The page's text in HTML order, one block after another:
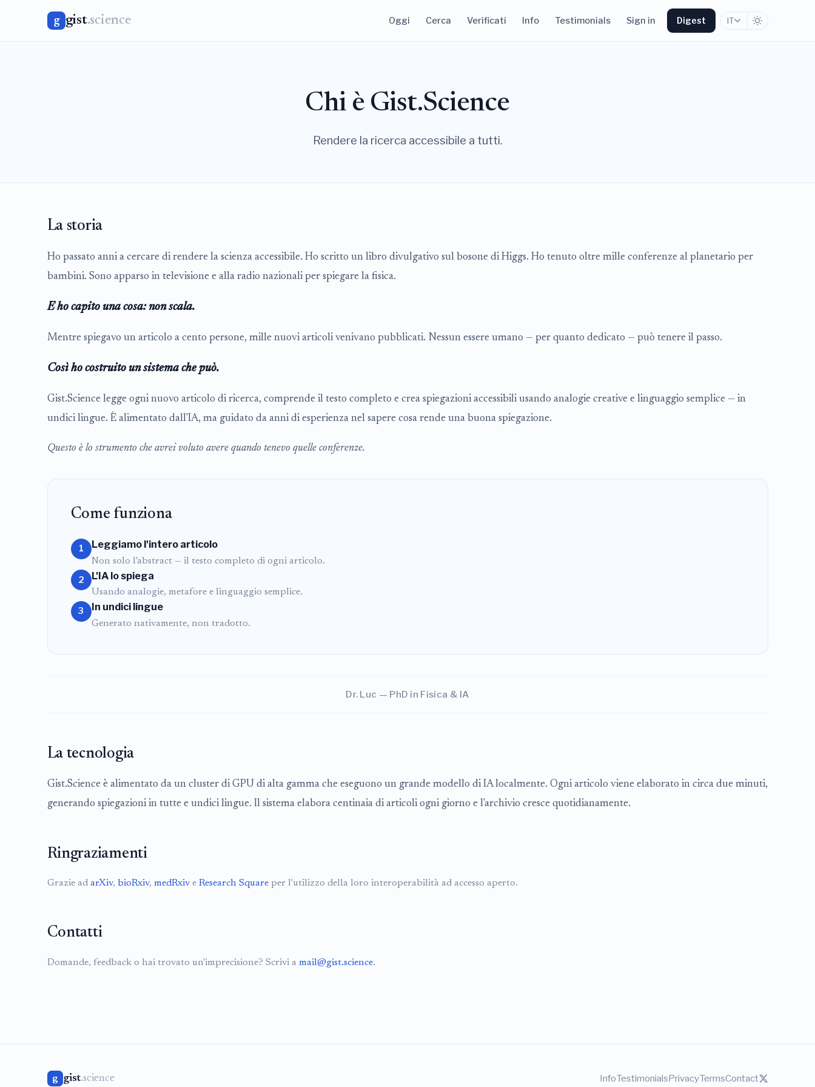
g gist.science Oggi Cerca Verificati Info Testimonials Sign in Digest IT
Chi è Gist.Science
Rendere la ricerca accessibile a tutti.
La storia
Ho passato anni a cercare di rendere la scienza accessibile. Ho scritto un libro divulgativo sul bosone di Higgs. Ho tenuto oltre mille conferenze al planetario per
bambini. Sono apparso in televisione e alla radio nazionali per spiegare la fisica.
E ho capito una cosa: non scala.
Mentre spiegavo un articolo a cento persone, mille nuovi articoli venivano pubblicati. Nessun essere umano — per quanto dedicato — può tenere il passo.
Così ho costruito un sistema che può.
Gist.Science legge ogni nuovo articolo di ricerca, comprende il testo completo e crea spiegazioni accessibili usando analogie creative e linguaggio semplice — in
undici lingue. È alimentato dall'IA, ma guidato da anni di esperienza nel sapere cosa rende una buona spiegazione.
Questo è lo strumento che avrei voluto avere quando tenevo quelle conferenze.
Come funziona
1 Leggiamo l'intero articolo
Non solo l'abstract — il testo completo di ogni articolo.
2 L'IA lo spiega
Usando analogie, metafore e linguaggio semplice.
3 In undici lingue
Generato nativamente, non tradotto.
Dr. Luc — PhD in Fisica & IA
La tecnologia
Gist.Science è alimentato da un cluster di GPU di alta gamma che eseguono un grande modello di IA localmente. Ogni articolo viene elaborato in circa due minuti,
generando spiegazioni in tutte e undici lingue. Il sistema elabora centinaia di articoli ogni giorno e l'archivio cresce quotidianamente.
Ringraziamenti
Grazie ad arXiv, bioRxiv, medRxive Research Squareper l'utilizzo della loro interoperabilità ad accesso aperto.
Contatti
Domande, feedback o hai trovato un'imprecisione? Scrivi a mail@gist.science.
g gist.science InfoTestimonialsPrivacyTermsContact